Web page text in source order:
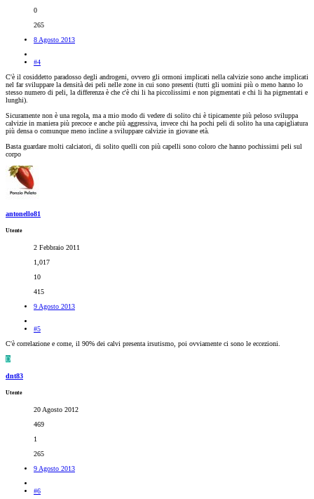
0
265
8 Agosto 2013
#4
C'è il cosiddetto paradosso degli androgeni, ovvero gli ormoni implicati nella calvizie sono anche implicati
nel far sviluppare la densità dei peli nelle zone in cui sono presenti (tutti gli uomini più o meno hanno lo
stesso numero di peli, la differenza è che c'è chi li ha piccolissimi e non pigmentati e chi li ha pigmentati e
lunghi).
Sicuramente non è una regola, ma a mio modo di vedere di solito chi è tipicamente più peloso sviluppa
calvizie in maniera più precoce e anche più aggressiva, invece chi ha pochi peli di solito ha una capigliatura
più densa o comunque meno incline a sviluppare calvizie in giovane età.
Basta guardare molti calciatori, di solito quelli con più capelli sono coloro che hanno pochissimi peli sul
corpo
antonello81
Utente
2 Febbraio 2011
1,017
10
415
9 Agosto 2013
#5
C'è correlazione e come, il 90% dei calvi presenta irsutismo, poi ovviamente ci sono le eccezioni.
D
dnt83
Utente
20 Agosto 2012
469
1
265
9 Agosto 2013
#6